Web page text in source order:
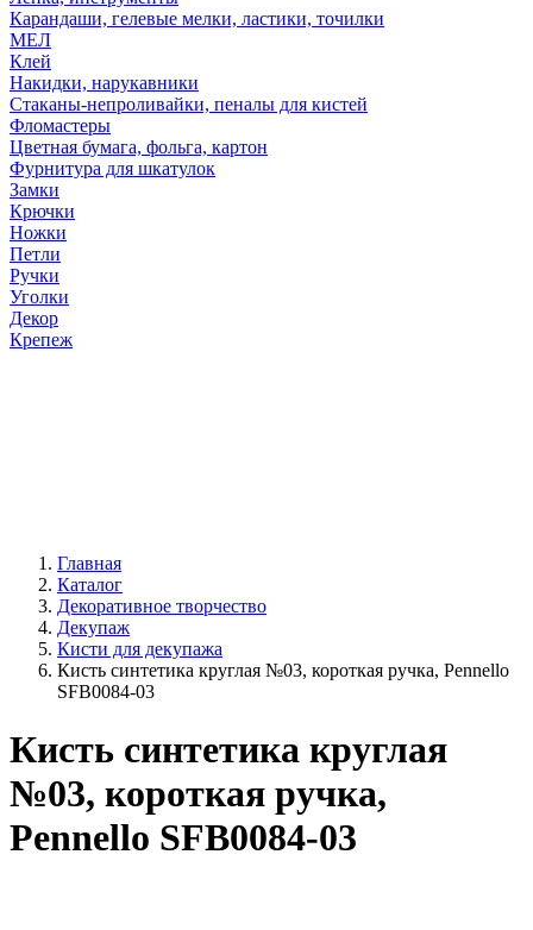
Карандаши, гелевые мелки, ластики, точилки
МЕЛ
Клей
Накидки, нарукавники
Стаканы-непроливайки, пеналы для кистей
Фломастеры
Цветная бумага, фольга, картон
Фурнитура для шкатулок
Замки
Крючки
Ножки
Петли
Ручки
Уголки
Декор
Крепеж
Главная
Каталог
Декоративное творчество
Декупаж
Кисти для декупажа
Кисть синтетика круглая №03, короткая ручка, Pennello
SFB0084-03
Кисть синтетика круглая
№03, короткая ручка,
Pennello SFB0084-03